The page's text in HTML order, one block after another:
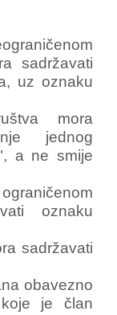
sadržavati
uz oznaku
mora
jednog
a ne smije
oznaku
sadržavati
obavezno
je član